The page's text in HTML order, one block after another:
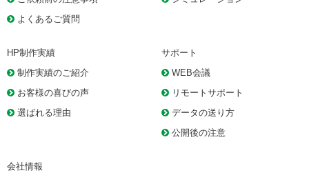
よくあるご質問
HP制作実績
制作実績のご紹介
お客様の喜びの声
選ばれる理由
サポート
WEB会議
リモートサポート
データの送り方
公開後の注意
会社情報